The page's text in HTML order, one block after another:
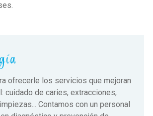
ofrecerle los servicios que mejoran
cuidado de caries, extracciones,
Contamos con un personal